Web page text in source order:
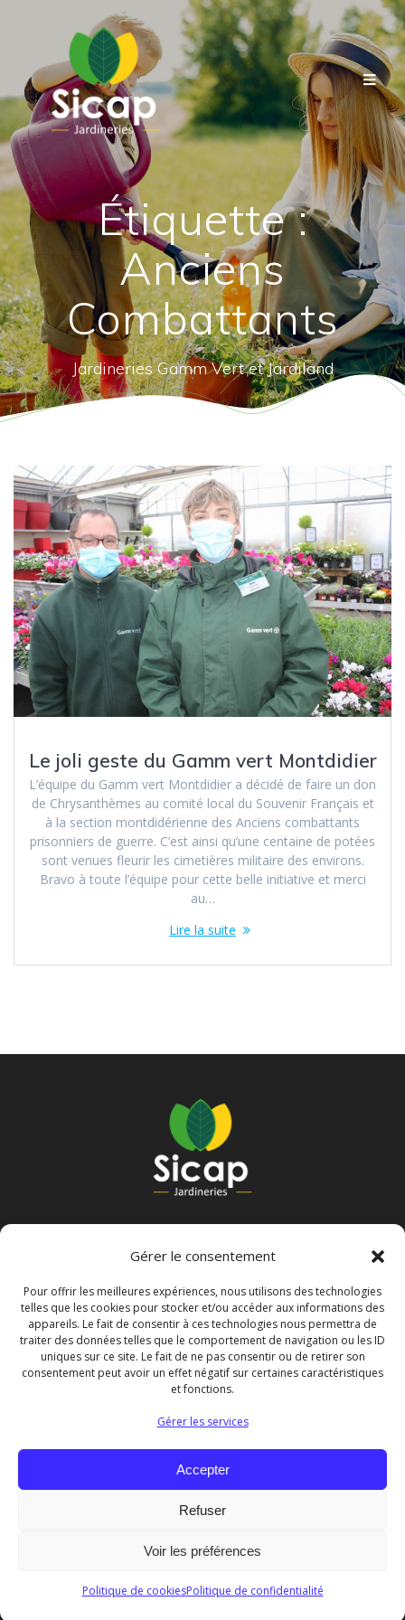
Gérer le consentement
Pour offrir les meilleures expériences, nous utilisons des technologies
telles que les cookies pour stocker et/ou accéder aux informations des
appareils. Le fait de consentir à ces technologies nous permettra de
traiter des données telles que le comportement de navigation ou les ID
uniques sur ce site. Le fait de ne pas consentir ou de retirer son
consentement peut avoir un effet négatif sur certaines caractéristiques
et fonctions.
Gérer les services
Accepter
Refuser
Voir les préférences
Politique de cookiesPolitique de confidentialité
Étiquette :
Anciens
Combattants
Jardineries Gamm Vert et Jardiland
Le joli geste du Gamm vert Montdidier
L’équipe du Gamm vert Montdidier a décidé de faire un don
de Chrysanthèmes au comité local du Souvenir Français et
à la section montdidérienne des Anciens combattants
prisonniers de guerre. C’est ainsi qu’une centaine de potées
sont venues fleurir les cimetières militaire des environs.
Bravo à toute l’équipe pour cette belle initiative et merci
au…
Lire la suite
80 332 LONGUEAU Cedex
Légal
Politique de confidentialité
Mentions légales
Politique de cookies (UE)
Nous contacter
contact@sicap-sa.fr
Retrouvez nos infos sur Linkedin